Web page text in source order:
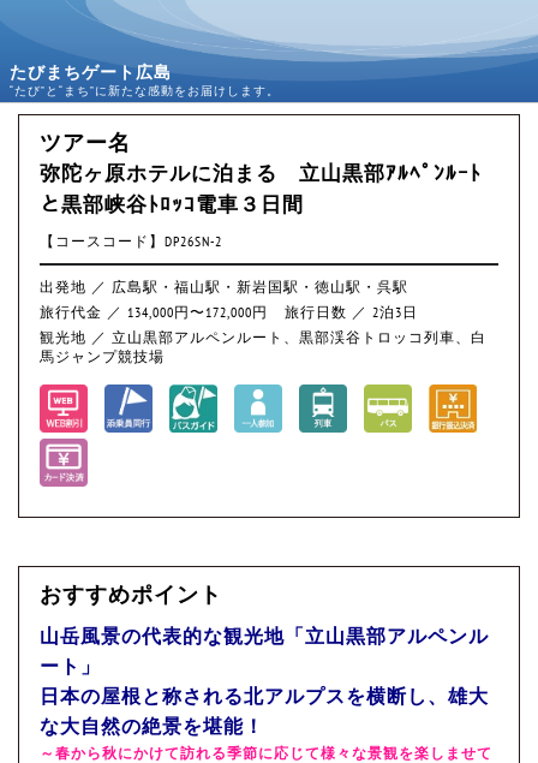
たびまちゲート広島
“たび”と“まち”に新たな感動をお届けします。
ツアー名
弥陀ヶ原ホテルに泊まる 立山黒部ｱﾙﾍﾟﾝﾙｰﾄ
と黒部峡谷ﾄﾛｯｺ電車３日間
【コースコード】DP26SN-2
出発地 ／ 広島駅・福山駅・新岩国駅・徳山駅・呉駅
旅行代金 ／ 134,000円〜172,000円
旅行日数 ／ 2泊3日
観光地 ／ 立山黒部アルペンルート、黒部渓谷トロッコ列車、白
馬ジャンプ競技場
おすすめポイント
山岳風景の代表的な観光地「立山黒部アルペンル
ート」
日本の屋根と称される北アルプスを横断し、雄大
な大自然の絶景を堪能！
～春から秋にかけて訪れる季節に応じて様々な景観を楽しませて